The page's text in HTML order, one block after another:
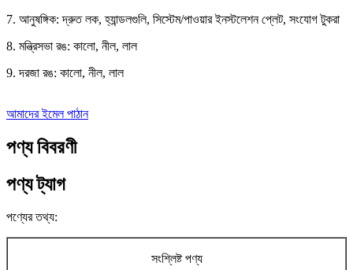
7. আনুষঙ্গিক: দ্রুত লক, হ্যান্ডলগুলি, সিস্টেম/পাওয়ার ইনস্টলেশন প্লেট, সংযোগ টুকরা
8. মন্ত্রিসভা রঙ: কালো, নীল, লাল
9. দরজা রঙ: কালো, নীল, লাল
আমাদের ইমেল পাঠান
পণ্য বিবরণী
পণ্য ট্যাগ
পণ্যের তথ্য:
সংশ্লিষ্ট পণ্য